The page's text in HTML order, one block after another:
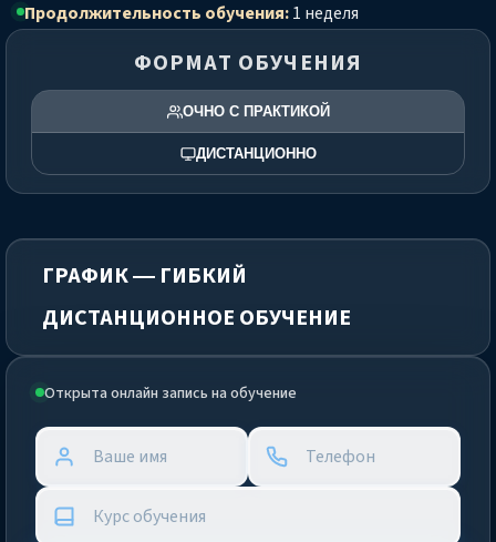
Продолжительность обучения:1 неделя
Открыта онлайн запись на обучение
ФОРМАТ ОБУЧЕНИЯ
ОЧНО С ПРАКТИКОЙ
ДИСТАНЦИОННО
ГРАФИК — ГИБКИЙ
ДИСТАНЦИОННОЕ ОБУЧЕНИЕ